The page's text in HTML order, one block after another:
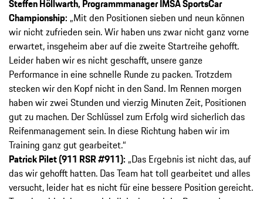
Steffen Höllwarth, Programmmanager IMSA SportsCar
Championship: „Mit den Positionen sieben und neun können
wir nicht zufrieden sein. Wir haben uns zwar nicht ganz vorne
erwartet, insgeheim aber auf die zweite Startreihe gehofft.
Leider haben wir es nicht geschafft, unsere ganze
Performance in eine schnelle Runde zu packen. Trotzdem
stecken wir den Kopf nicht in den Sand. Im Rennen morgen
haben wir zwei Stunden und vierzig Minuten Zeit, Positionen
gut zu machen. Der Schlüssel zum Erfolg wird sicherlich das
Reifenmanagement sein. In diese Richtung haben wir im
Training ganz gut gearbeitet.“
Patrick Pilet (911 RSR #911): „Das Ergebnis ist nicht das, auf
das wir gehofft hatten. Das Team hat toll gearbeitet und alles
versucht, leider hat es nicht für eine bessere Position gereicht.